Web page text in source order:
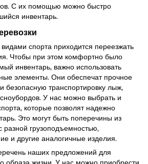
С их помощью можно быстро
инвентарь.
спорта приходится переезжать
Чтобы при этом комфортно было
инвентарь, важно использовать
элементы. Они обеспечат прочное
безопасную транспортировку лыж,
У нас можно выбрать и
которые позволят надежно
Это могут быть поперечины из
грузоподъемностью,
и другие аналогичные изделия.
наших предложений для